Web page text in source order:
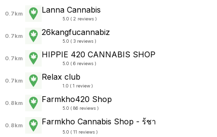
0.7km Lanna Cannabis
5.0 ( 2 reviews )
0.7km 26kangfucannabiz
5.0 ( 3 reviews )
0.7km HIPPIE 420 CANNABIS SHOP
5.0 ( 6 reviews )
0.7km Relax club
1.0 ( 1 review )
0.8km Farmkho420 Shop
5.0 ( 86 reviews )
0.8km Farmkho Cannabis Shop - ร้ชา
5.0 ( 11 reviews )